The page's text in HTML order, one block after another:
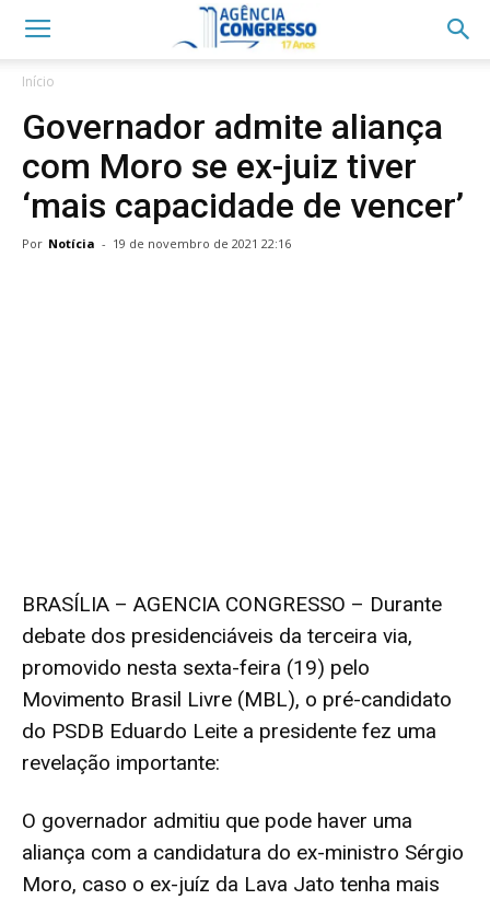
Início
Governador admite aliança
com Moro se ex-juiz tiver
‘mais capacidade de vencer’
Por Notícia - 19 de novembro de 2021 22:16
BRASÍLIA – AGENCIA CONGRESSO – Durante
debate dos presidenciáveis da terceira via,
promovido nesta sexta-feira (19) pelo
Movimento Brasil Livre (MBL), o pré-candidato
do PSDB Eduardo Leite a presidente fez uma
revelação importante:
O governador admitiu que pode haver uma
aliança com a candidatura do ex-ministro Sérgio
Moro, caso o ex-juíz da Lava Jato tenha mais